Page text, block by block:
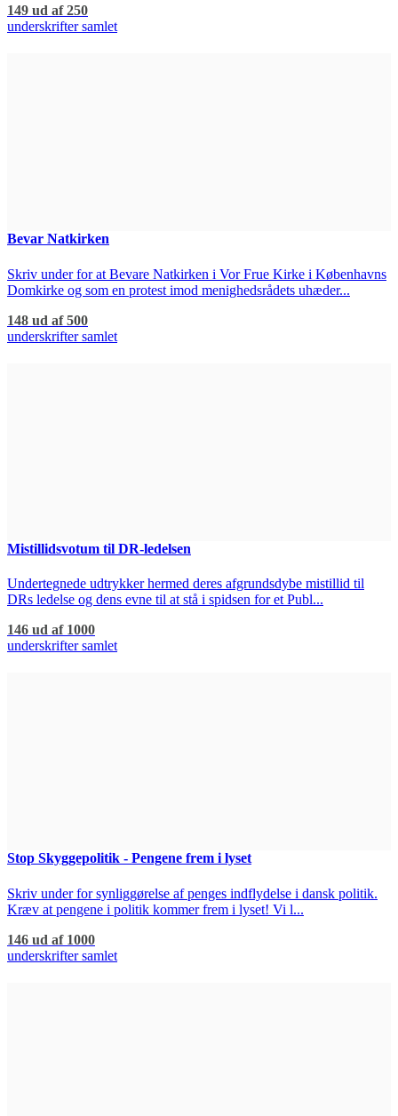
149 ud af 250
underskrifter samlet
Bevar Natkirken
Skriv under for at Bevare Natkirken i Vor Frue Kirke i Københavns
Domkirke og som en protest imod menighedsrådets uhæder...
148 ud af 500
underskrifter samlet
Mistillidsvotum til DR-ledelsen
Undertegnede udtrykker hermed deres afgrundsdybe mistillid til
DRs ledelse og dens evne til at stå i spidsen for et Publ...
146 ud af 1000
underskrifter samlet
Stop Skyggepolitik - Pengene frem i lyset
Skriv under for synliggørelse af penges indflydelse i dansk politik.
Kræv at pengene i politik kommer frem i lyset! Vi l...
146 ud af 1000
underskrifter samlet